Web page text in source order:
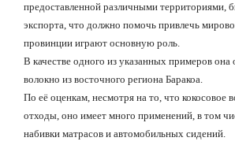
предоставленной различными территориями,
экспорта, что должно помочь привлечь
провинции играют основную роль.
В качестве одного из указанных примеров она
волокно из восточного региона Баракоа.
По её оценкам, несмотря на то, что кокосовое
отходы, оно имеет много применений, в том
набивки матрасов и автомобильных сидений.